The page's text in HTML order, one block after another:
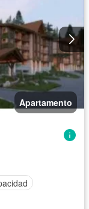
Apartamento